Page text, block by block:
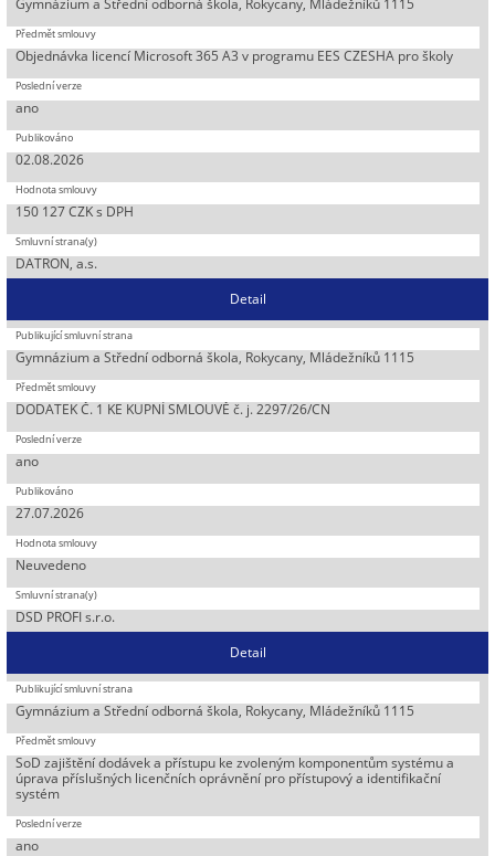
Objednávka licencí Microsoft 365 A3 v programu EES CZESHA pro školy
ano
02.08.2026
150 127 CZK s DPH
DATRON, a.s.
Detail
Gymnázium a Střední odborná škola, Rokycany, Mládežníků 1115
DODATEK Č. 1 KE KUPNÍ SMLOUVĚ č. j. 2297/26/CN
ano
27.07.2026
Neuvedeno
DSD PROFI s.r.o.
Detail
Gymnázium a Střední odborná škola, Rokycany, Mládežníků 1115
SoD zajištění dodávek a přístupu ke zvoleným komponentům systému a
úprava příslušných licenčních oprávnění pro přístupový a identifikační
systém
ano